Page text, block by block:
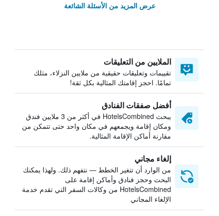
عرض المزيد من الأسئلة الشائعة
الملايين من التعليقات
تقييمات وتعليقات حقيقية من ملايين النزلاء، مثلك
تمامًا. احجز إقامتك المثالية بكل ثقة!
أفضل صفقات الفنادق
يبحث HotelsCombined في أكثر من 3 ملايين فندق
ومكان إقامة ويجمعهم في مكان واحد حتى تتمكن من
مقارنة أماكن الإقامة المثالية.
إلغاء مجاني
من الوارد أن تتغير الخطط — نتفهم ذلك. ولهذا يمكنك
البحث وحجز فنادق وأماكن إقامة على
HotelsCombined من وكالات السفر التي تقدم خدمة
الإلغاء المجاني